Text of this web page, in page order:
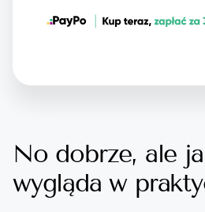
No dobrze, ale
wygląda w